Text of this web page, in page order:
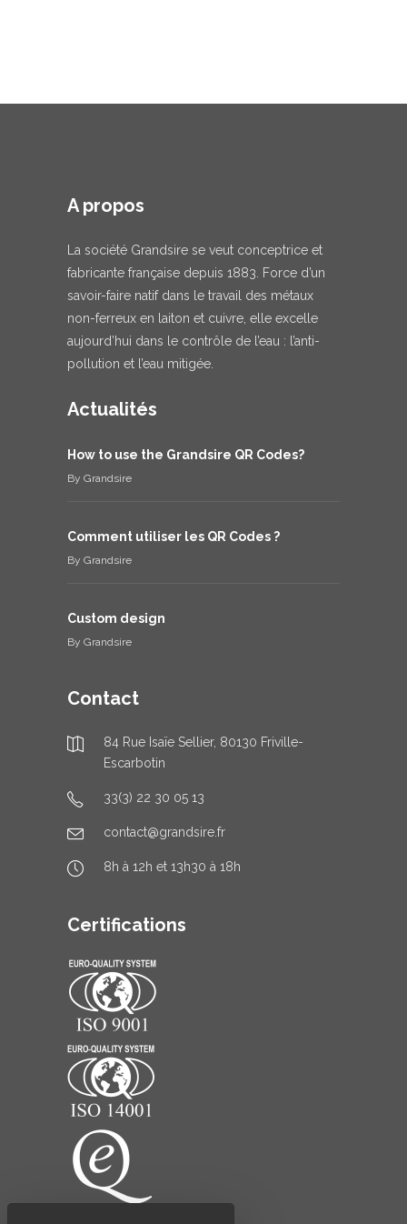
A propos
La société Grandsire se veut conceptrice et
fabricante française depuis 1883. Force d’un
savoir-faire natif dans le travail des métaux
non-ferreux en laiton et cuivre, elle excelle
aujourd’hui dans le contrôle de l’eau : l’anti-
pollution et l’eau mitigée.
Actualités
How to use the Grandsire QR Codes?
By Grandsire
Comment utiliser les QR Codes ?
By Grandsire
Custom design
By Grandsire
Contact
84 Rue Isaïe Sellier, 80130 Friville-
Escarbotin
33(3) 22 30 05 13
contact@grandsire.fr
8h à 12h et 13h30 à 18h
Certifications